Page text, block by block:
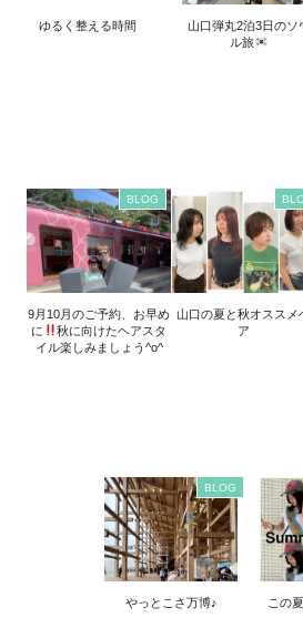
ゆるく整える時間
山口弾丸2泊3日のソ
ル旅
BLOG
9月10月のご予約、お早め
に
秋に向けたヘアスタ
イル楽しみましょう^o^
山口の夏と秋オススメ
ア
BLOG
やっとこさ万博♪ この